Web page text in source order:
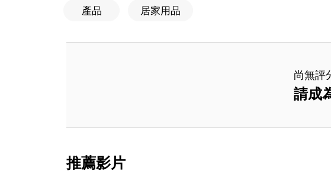
產品 居家用品
尚無評
請成
推薦影片